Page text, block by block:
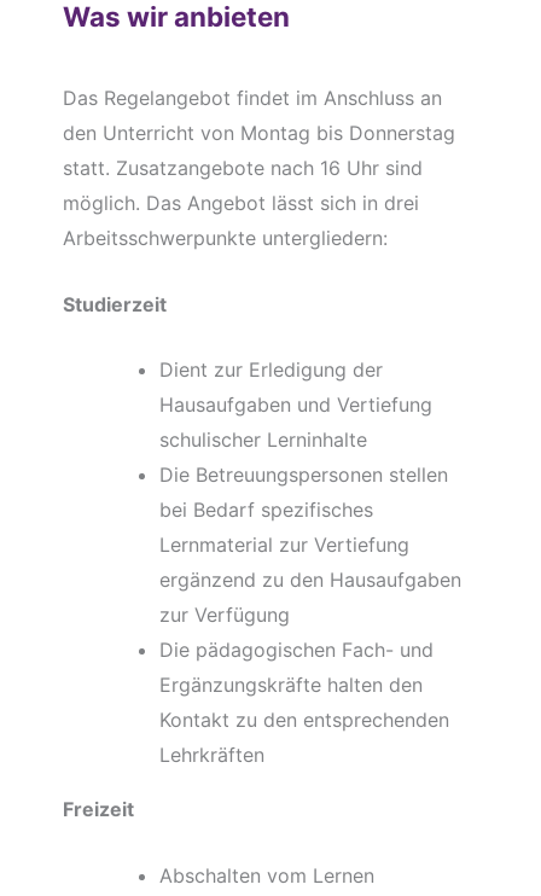
Was wir anbieten
Das Regelangebot findet im Anschluss an
den Unterricht von Montag bis Donnerstag
statt. Zusatzangebote nach 16 Uhr sind
möglich. Das Angebot lässt sich in drei
Arbeitsschwerpunkte untergliedern:
Studierzeit
Dient zur Erledigung der
Hausaufgaben und Vertiefung
schulischer Lerninhalte
Die Betreuungspersonen stellen
bei Bedarf spezifisches
Lernmaterial zur Vertiefung
ergänzend zu den Hausaufgaben
zur Verfügung
Die pädagogischen Fach- und
Ergänzungskräfte halten den
Kontakt zu den entsprechenden
Lehrkräften
Freizeit
Abschalten vom Lernen